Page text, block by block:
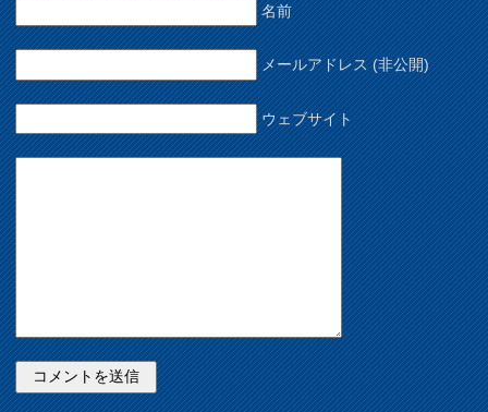
名前
メールアドレス (非公開)
ウェブサイト